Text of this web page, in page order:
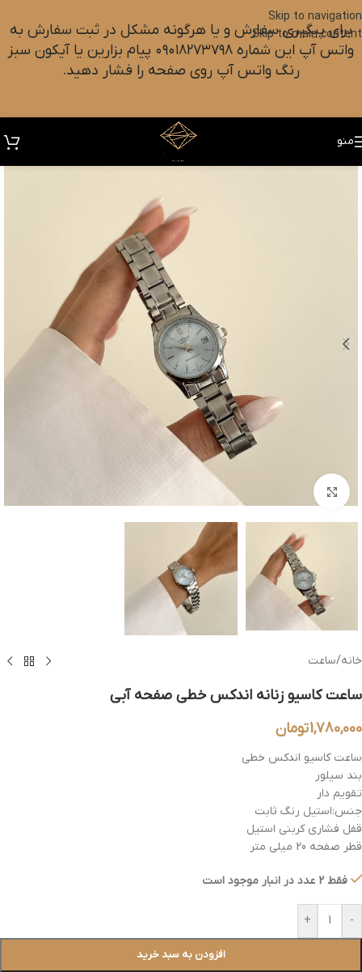
Skip to navigation
Skip to main content
برای پیگیری سفارش و یا هرگونه مشکل در ثبت سفارش به
واتس آپ این شماره ۰۹۰۱۸۲۷۳۷۹۸ پیام بزارین یا آیکون سبز
رنگ واتس آپ روی صفحه را فشار دهید.
منو
بزرگنمایی تصویر
خانه/ساعت
ساعت کاسیو زنانه اندکس خطی صفحه آبی
1,780,000تومان
ساعت کاسیو اندکس خطی
بند سیلور
تقویم دار
جنس:استیل رنگ ثابت
قفل فشاری کربنی استیل
قطر صفحه 20 میلی متر
فقط 2 عدد در انبار موجود است
-
+
افزودن به سبد خرید